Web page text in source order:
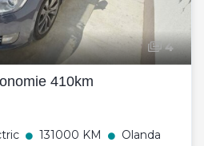
4
410km
131000 KM Olanda